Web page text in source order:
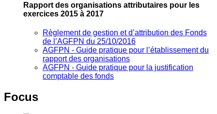
Rapport des organisations attributaires pour les
exercices 2015 à 2017
Règlement de gestion et d’attribution des Fonds
de l’AGFPN du 25/10/2016
AGFPN ‐ Guide pratique pour l’établissement du
rapport des organisations
AGFPN ‐ Guide pratique pour la justification
comptable des fonds
Focus